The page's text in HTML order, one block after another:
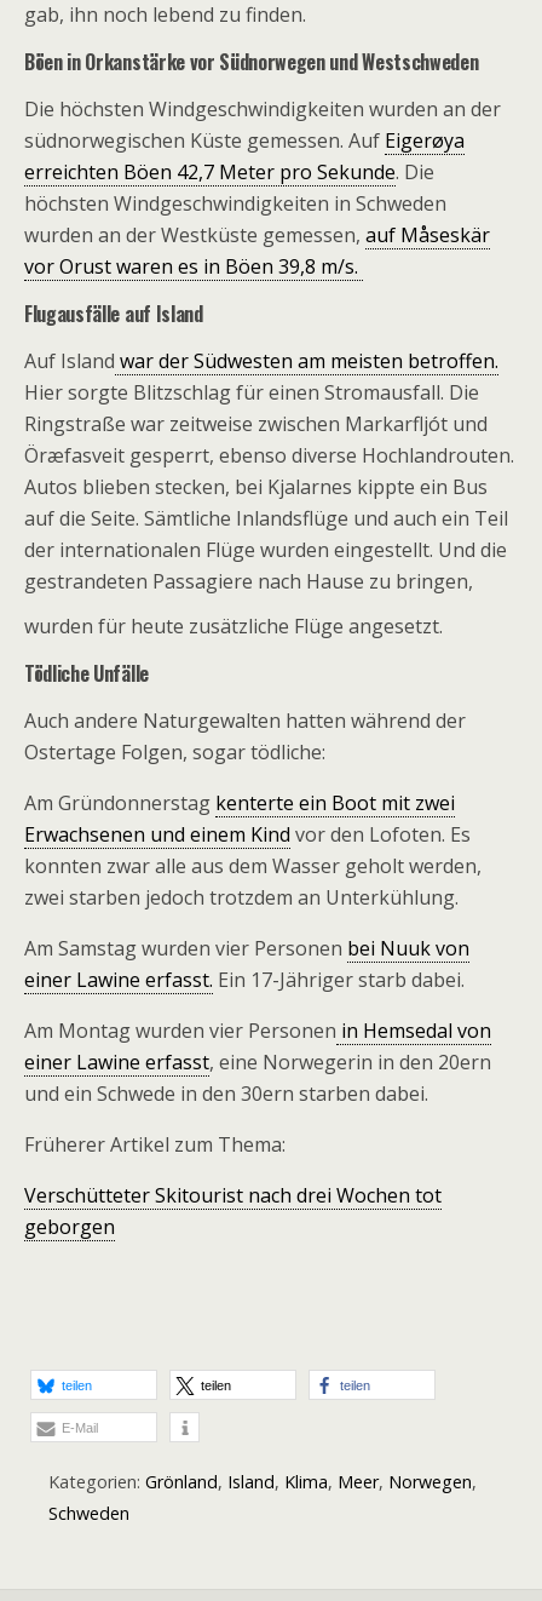
gab, ihn noch lebend zu finden.
Böen in Orkanstärke vor Südnorwegen und Westschweden
Die höchsten Windgeschwindigkeiten wurden an der
südnorwegischen Küste gemessen. Auf Eigerøya
erreichten Böen 42,7 Meter pro Sekunde. Die
höchsten Windgeschwindigkeiten in Schweden
wurden an der Westküste gemessen, auf Måseskär
vor Orust waren es in Böen 39,8 m/s.
Flugausfälle auf Island
Auf Island war der Südwesten am meisten betroffen.
Hier sorgte Blitzschlag für einen Stromausfall. Die
Ringstraße war zeitweise zwischen Markarfljót und
Öræfasveit gesperrt, ebenso diverse Hochlandrouten.
Autos blieben stecken, bei Kjalarnes kippte ein Bus
auf die Seite. Sämtliche Inlandsflüge und auch ein Teil
der internationalen Flüge wurden eingestellt. Und die
gestrandeten Passagiere nach Hause zu bringen,
wurden für heute zusätzliche Flüge angesetzt.
Tödliche Unfälle
Auch andere Naturgewalten hatten während der
Ostertage Folgen, sogar tödliche:
Am Gründonnerstag kenterte ein Boot mit zwei
Erwachsenen und einem Kind vor den Lofoten. Es
konnten zwar alle aus dem Wasser geholt werden,
zwei starben jedoch trotzdem an Unterkühlung.
Am Samstag wurden vier Personen bei Nuuk von
einer Lawine erfasst. Ein 17-Jähriger starb dabei.
Am Montag wurden vier Personen in Hemsedal von
einer Lawine erfasst, eine Norwegerin in den 20ern
und ein Schwede in den 30ern starben dabei.
Früherer Artikel zum Thema:
Verschütteter Skitourist nach drei Wochen tot
geborgen
teilen teilen teilen
E-Mail
Kategorien: Grönland, Island, Klima, Meer, Norwegen,
Schweden